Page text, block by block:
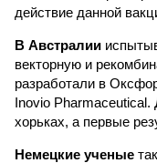
действие данной
В Австралии
векторную и
разработали в
Inovio Pharmaceutical.
хорьках, а первые
Немецкие ученые